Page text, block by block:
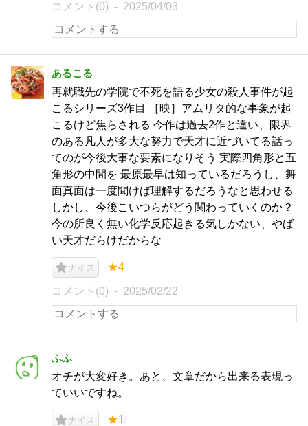
コメント(0) 2025/04/03
あるこる
再就職先の学院で不死を語る少女の殺人事件が起
こるシリーズ3作目 ［映］アムリタ的な事象が起
こるけど焦らされる 今作は過去2作と違い、限界
のある凡人が多大な努力で天才に近づいてる話っ
てのが今後大事な要素になりそう 実際四角形と五
角形の中間を 最原最早は知っているだろうし、舞
面真面は一度聞けば理解するだろうなと思わせる
しかし、今後こいつらがどう関わっていくのか？
今の所良く無い化学反応起きる気しかない、やば
い天才だらけだからな
ナイス ★4
コメント(0) 2025/02/22
ふふ
オチが大変好き。あと、文章だから出来る表現っ
ていいですね。
ナイス ★1